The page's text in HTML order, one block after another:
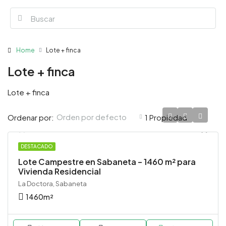
Home Lote + finca
Lote + finca
Lote + finca
1 Propiedad
Ordenar por: Orden por defecto
DESTACADO
LOTE
Lote Campestre en Sabaneta – 1460 m² para
Vivienda Residencial
La Doctora, Sabaneta
1460m²